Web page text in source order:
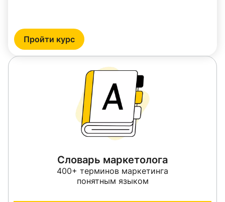
Пройти курс
Словарь маркетолога
400+ терминов маркетинга
понятным языком